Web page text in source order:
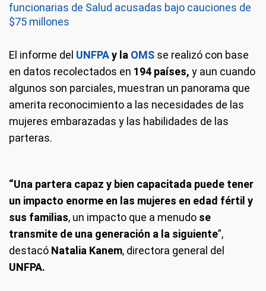
funcionarias de Salud acusadas bajo cauciones de
$75 millones
El informe del UNFPAy la OMS se realizó con base
en datos recolectados en 194 países, y aun cuando
algunos son parciales, muestran un panorama que
amerita reconocimiento a las necesidades de las
mujeres embarazadas y las habilidades de las
parteras.
“Una partera capaz y bien capacitada puede tener
un impacto enorme en las mujeres en edad fértil y
sus familias, un impacto que a menudo se
transmite de una generación a la siguiente”,
destacó Natalia Kanem, directora general del
UNFPA.